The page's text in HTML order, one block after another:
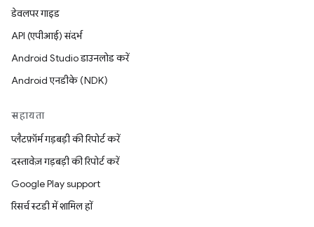
डेवलपर गाइड
API (एपीआई) संदर्भ
Android Studio डाउनलोड करें
Android एनडीके (NDK)
सहायता
प्लैटफ़ॉर्म गड़बड़ी की रिपोर्ट करें
दस्तावेज़ गड़बड़ी की रिपोर्ट करें
Google Play support
रिसर्च स्टडी में शामिल हों